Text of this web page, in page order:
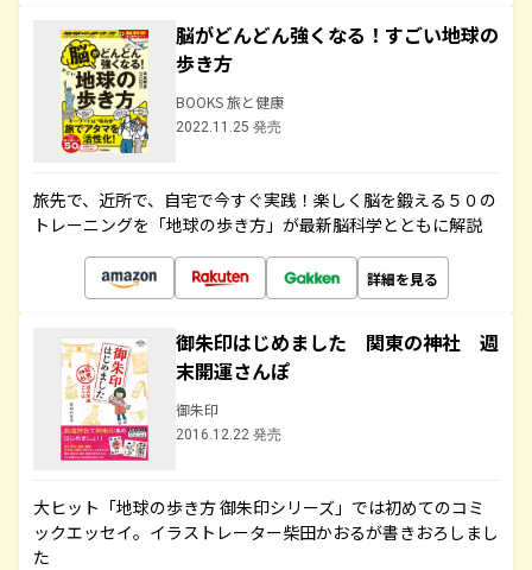
脳がどんどん強くなる！すごい地球の
歩き方
BOOKS 旅と健康
2022.11.25 発売
旅先で、近所で、自宅で今すぐ実践！楽しく脳を鍛える５０の
トレーニングを「地球の歩き方」が最新脳科学とともに解説
詳細を見る
御朱印はじめました 関東の神社 週
末開運さんぽ
御朱印
2016.12.22 発売
大ヒット「地球の歩き方 御朱印シリーズ」では初めてのコミ
ックエッセイ。イラストレーター柴田かおるが書きおろしまし
た